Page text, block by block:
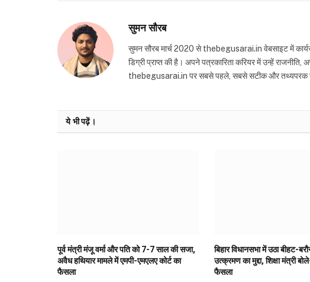
सुमन सौरब
सुमन सौरब मार्च 2020 से thebegusarai.in वेबसाइट में
डिग्री प्राप्त की है। अपने पत्रकारिता करियर में उन्हें
thebegusarai.in पर सबसे पहले, सबसे सटीक और तथ्यपरक
ये भी पढ़ें।
पूर्व मंत्री मंजू वर्मा और पति को 7-7 साल की सजा,
अवैध हथियार मामले में एमपी-एमएलए कोर्ट का
फैसला
बिहार विधानसभा में उठा बीहट-
उत्क्रमण का मुद्दा, शिक्षा मंत्री
फैसला